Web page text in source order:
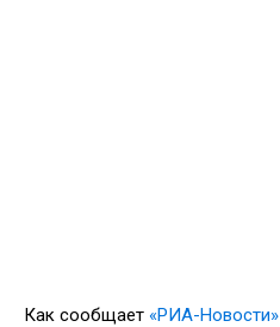
Как сообщает «РИА-Новости»